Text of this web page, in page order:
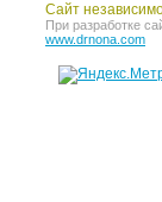
Сайт
При разработке
www.drnona.com